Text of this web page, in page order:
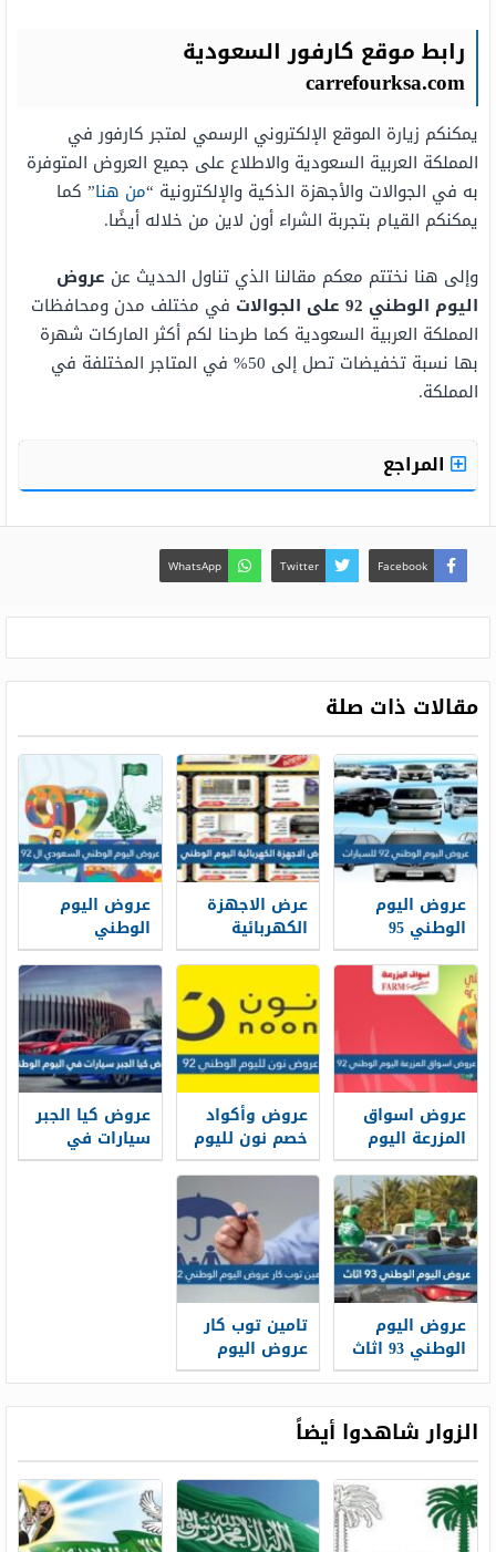
رابط موقع كارفور السعودية
carrefourksa.com
يمكنكم زيارة الموقع الإلكتروني الرسمي لمتجر كارفور في
المملكة العربية السعودية والاطلاع على جميع العروض المتوفرة
به في الجوالات والأجهزة الذكية والإلكترونية “من هنا” كما
يمكنكم القيام بتجربة الشراء أون لاين من خلاله أيضًا.
وإلى هنا نختتم معكم مقالنا الذي تناول الحديث عن عروض
اليوم الوطني 92 على الجوالات
في مختلف مدن ومحافظات
المملكة العربية السعودية كما طرحنا لكم أكثر الماركات شهرة
بها نسبة تخفيضات تصل إلى 50% في المتاجر المختلفة في
المملكة.
المراجع
Facebook
Twitter
WhatsApp
مقالات ذات صلة
عروض اليوم
الوطني 95
للسيارات لعام
1447 – 2025
عرض الاجهزة
الكهربائية
اليوم الوطني
95 لعام 1447 –
2025
عروض اليوم
الوطني
السعودي ال 95
لعام 1447-2025
عروض اسواق
المزرعة اليوم
الوطني 92 لعام
1444-2022
عروض وأكواد
خصم نون لليوم
الوطني 92
عروض كيا الجبر
سيارات في
اليوم الوطني
عروض اليوم
الوطني 93 اثاث
لعام 1445 – 2023
تامين توب كار
عروض اليوم
الوطني 92
الزوار شاهدوا أيضاً